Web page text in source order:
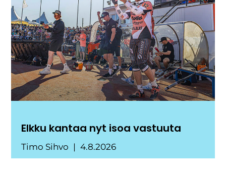
Elkku kantaa nyt isoa vastuuta
Timo Sihvo 4.8.2026